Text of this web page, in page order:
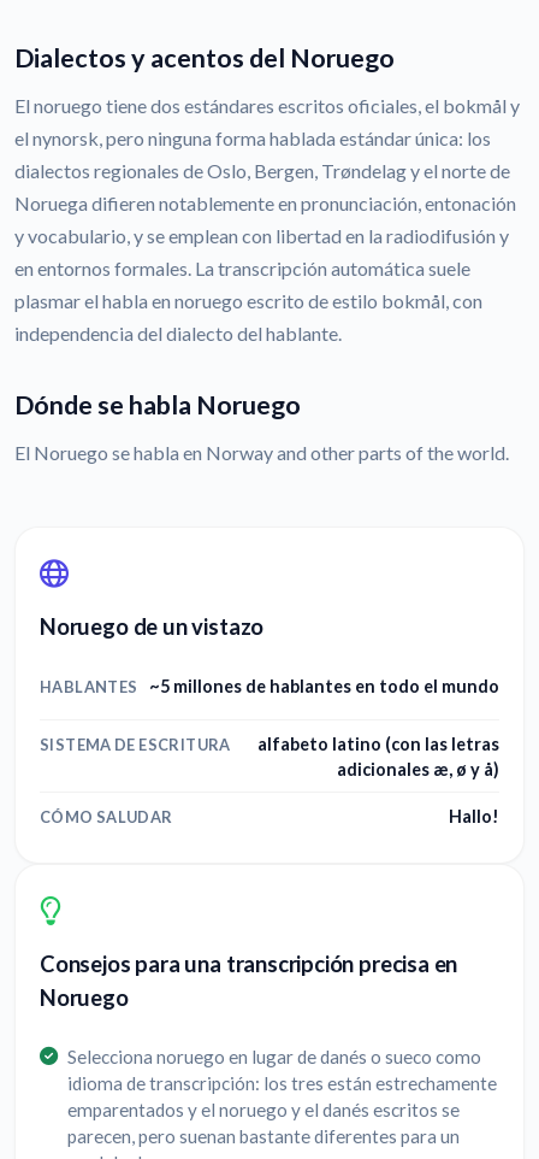
Dialectos y acentos del Noruego
El noruego tiene dos estándares escritos oficiales, el bokmål y
el nynorsk, pero ninguna forma hablada estándar única: los
dialectos regionales de Oslo, Bergen, Trøndelag y el norte de
Noruega difieren notablemente en pronunciación, entonación
y vocabulario, y se emplean con libertad en la radiodifusión y
en entornos formales. La transcripción automática suele
plasmar el habla en noruego escrito de estilo bokmål, con
independencia del dialecto del hablante.
Dónde se habla Noruego
El Noruego se habla en Norway and other parts of the world.
Noruego de un vistazo
HABLANTES ~5 millones de hablantes en todo el mundo
SISTEMA DE ESCRITURA
alfabeto latino (con las letras
adicionales æ, ø y å)
CÓMO SALUDAR Hallo!
Consejos para una transcripción precisa en
Noruego
Selecciona noruego en lugar de danés o sueco como
idioma de transcripción: los tres están estrechamente
emparentados y el noruego y el danés escritos se
parecen, pero suenan bastante diferentes para un